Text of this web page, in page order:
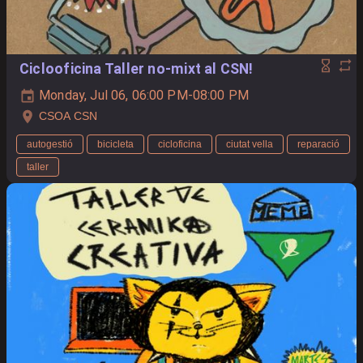
Ciclooficina Taller no-mixt al CSN!
Monday, Jul 06, 06:00 PM-08:00 PM
CSOA CSN
autogestió bicicleta cicloficina ciutat vella
reparació
taller